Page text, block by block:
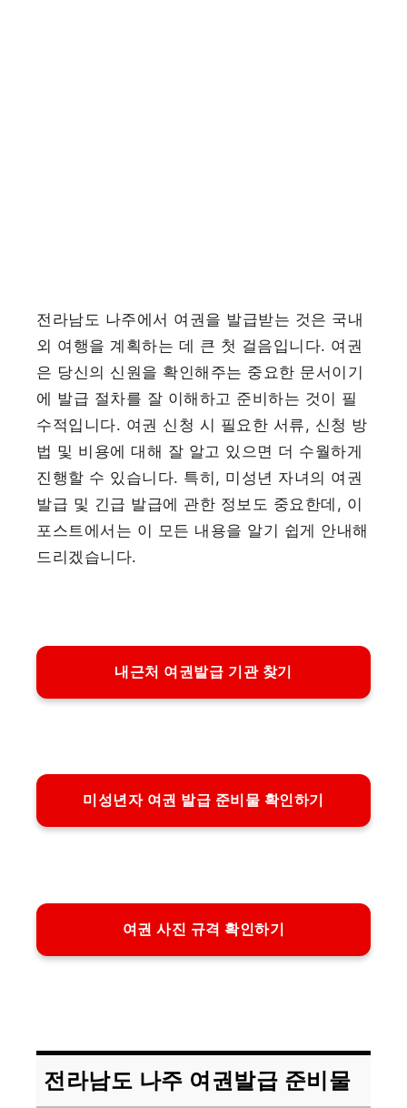
전라남도 나주에서 여권을 발급받는 것은 국내
외 여행을 계획하는 데 큰 첫 걸음입니다. 여권
은 당신의 신원을 확인해주는 중요한 문서이기
에 발급 절차를 잘 이해하고 준비하는 것이 필
수적입니다. 여권 신청 시 필요한 서류, 신청 방
법 및 비용에 대해 잘 알고 있으면 더 수월하게
진행할 수 있습니다. 특히, 미성년 자녀의 여권
발급 및 긴급 발급에 관한 정보도 중요한데, 이
포스트에서는 이 모든 내용을 알기 쉽게 안내해
드리겠습니다.
내근처 여권발급 기관 찾기
미성년자 여권 발급 준비물 확인하기
여권 사진 규격 확인하기
전라남도 나주 여권발급 준비물